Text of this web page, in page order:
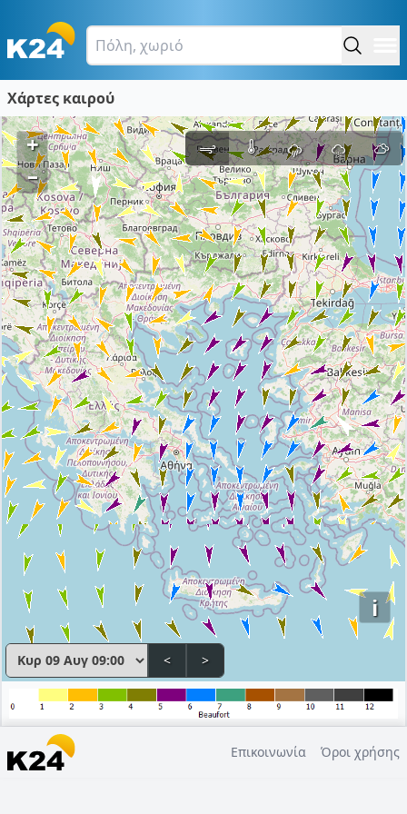
Χάρτες καιρού
i
+
–
< >
Επικοινωνία Όροι χρήσης